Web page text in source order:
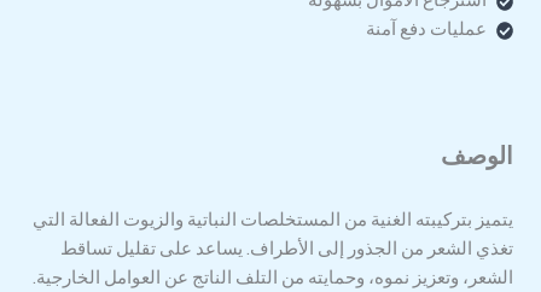
عمليات دفع آمنة
الوصف
يتميز بتركيبته الغنية من المستخلصات النباتية والزيوت الفعالة التي
تغذي الشعر من الجذور إلى الأطراف. يساعد على تقليل تساقط
الشعر، وتعزيز نموه، وحمايته من التلف الناتج عن العوامل الخارجية.